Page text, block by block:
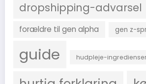
dropshipping-advarsel
forældre til gen alpha gen z-
guide hudpleje-ingredienser